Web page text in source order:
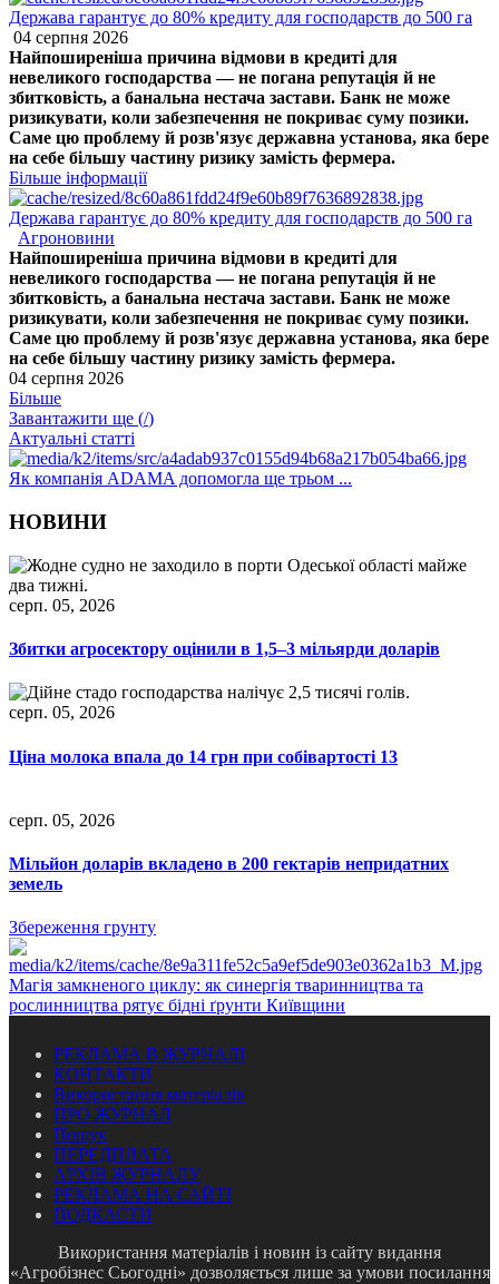
Держава гарантує до 80% кредиту для господарств до 500 га
04 серпня 2026
Найпоширеніша причина відмови в кредиті для
невеликого господарства — не погана репутація й не
збитковість, а банальна нестача застави. Банк не може
ризикувати, коли забезпечення не покриває суму позики.
Саме цю проблему й розв'язує державна установа, яка бере
на себе більшу частину ризику замість фермера.
Більше інформації
Держава гарантує до 80% кредиту для господарств до 500 га
Агроновини
Найпоширеніша причина відмови в кредиті для
невеликого господарства — не погана репутація й не
збитковість, а банальна нестача застави. Банк не може
ризикувати, коли забезпечення не покриває суму позики.
Саме цю проблему й розв'язує державна установа, яка бере
на себе більшу частину ризику замість фермера.
04 серпня 2026
Більше
Завантажити ще (/)
Актуальні статті
Як компанія ADAMA допомогла ще трьом ...
НОВИНИ
серп. 05, 2026
Збитки агросектору оцінили в 1,5–3 мільярди доларів
серп. 05, 2026
Ціна молока впала до 14 грн при собівартості 13
серп. 05, 2026
Мільйон доларів вкладено в 200 гектарів непридатних
земель
Збереження грунту
Магія замкненого циклу: як синергія тваринництва та
рослинництва рятує бідні ґрунти Київщини
РЕКЛАМА В ЖУРНАЛІ
КОНТАКТИ
Використання матеріалів
ПРО ЖУРНАЛ
Пошук
ПЕРЕДПЛАТА
АРХІВ ЖУРНАЛУ
РЕКЛАМА НА САЙТІ
ПОДКАСТИ
Використання матеріалів і новин із сайту видання
«Агробізнес Сьогодні» дозволяється лише за умови посилання